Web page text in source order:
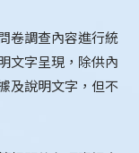
卷調查內容進行統
文字呈現，除供內
及說明文字，但不